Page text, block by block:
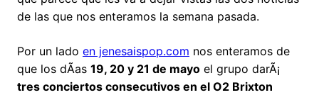
de las que nos enteramos la semana pasada.
Por un lado en jenesaispop.com nos enteramos de
que los dÃ­as 19, 20 y 21 de mayo el grupo darÃ¡
tres conciertos consecutivos en el O2 Brixton